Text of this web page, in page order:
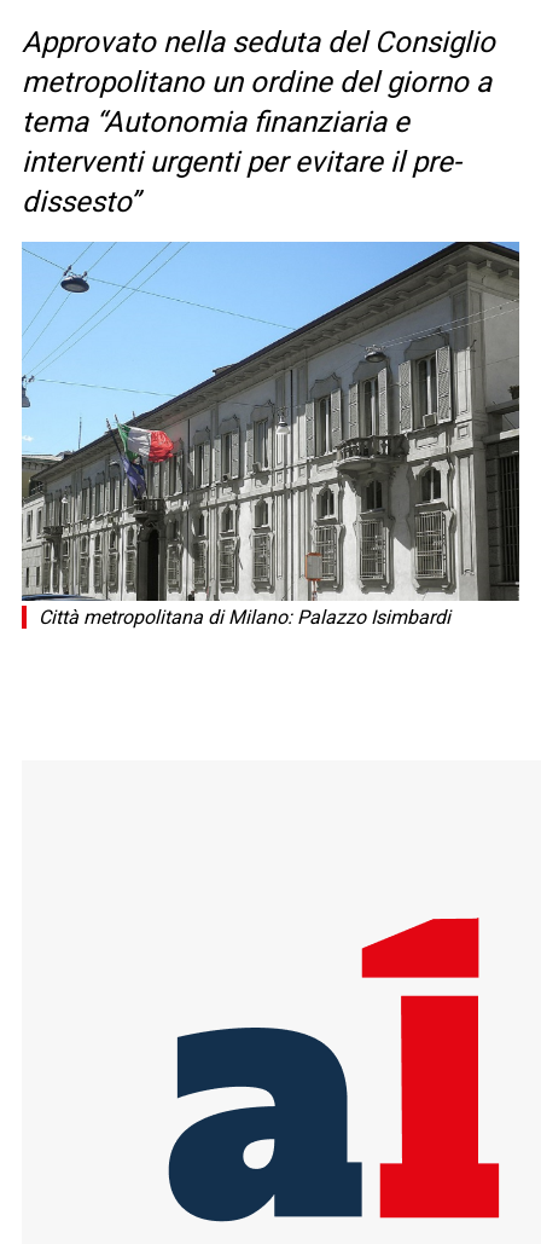
Approvato nella seduta del Consiglio
metropolitano un ordine del giorno a
tema “Autonomia finanziaria e
interventi urgenti per evitare il pre-
dissesto”
Città metropolitana di Milano: Palazzo Isimbardi